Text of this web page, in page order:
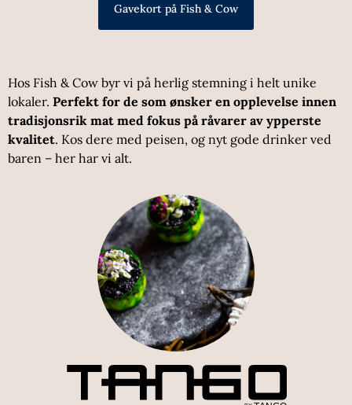
Gavekort på Fish & Cow
Hos Fish & Cow byr vi på herlig stemning i helt unike
lokaler. Perfekt for de som ønsker en opplevelse innen
tradisjonsrik mat med fokus på råvarer av ypperste
kvalitet. Kos dere med peisen, og nyt gode drinker ved
baren – her har vi alt.